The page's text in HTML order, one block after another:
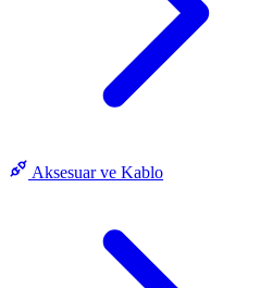
Aksesuar ve Kablo